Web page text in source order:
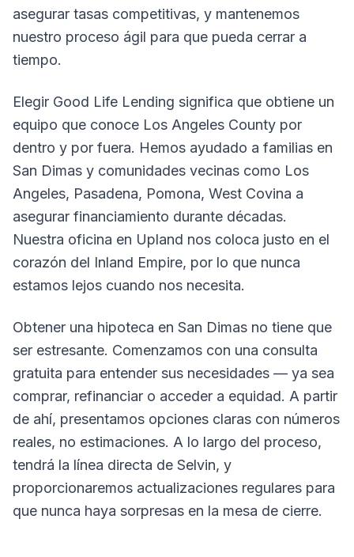
asegurar tasas competitivas, y mantenemos
nuestro proceso ágil para que pueda cerrar a
tiempo.
Elegir Good Life Lending significa que obtiene un
equipo que conoce Los Angeles County por
dentro y por fuera. Hemos ayudado a familias en
San Dimas y comunidades vecinas como Los
Angeles, Pasadena, Pomona, West Covina a
asegurar financiamiento durante décadas.
Nuestra oficina en Upland nos coloca justo en el
corazón del Inland Empire, por lo que nunca
estamos lejos cuando nos necesita.
Obtener una hipoteca en San Dimas no tiene que
ser estresante. Comenzamos con una consulta
gratuita para entender sus necesidades — ya sea
comprar, refinanciar o acceder a equidad. A partir
de ahí, presentamos opciones claras con números
reales, no estimaciones. A lo largo del proceso,
tendrá la línea directa de Selvin, y
proporcionaremos actualizaciones regulares para
que nunca haya sorpresas en la mesa de cierre.